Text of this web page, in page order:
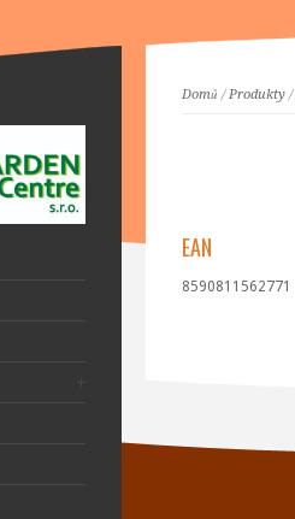
Domů /Produkty/
EAN
8590811562771